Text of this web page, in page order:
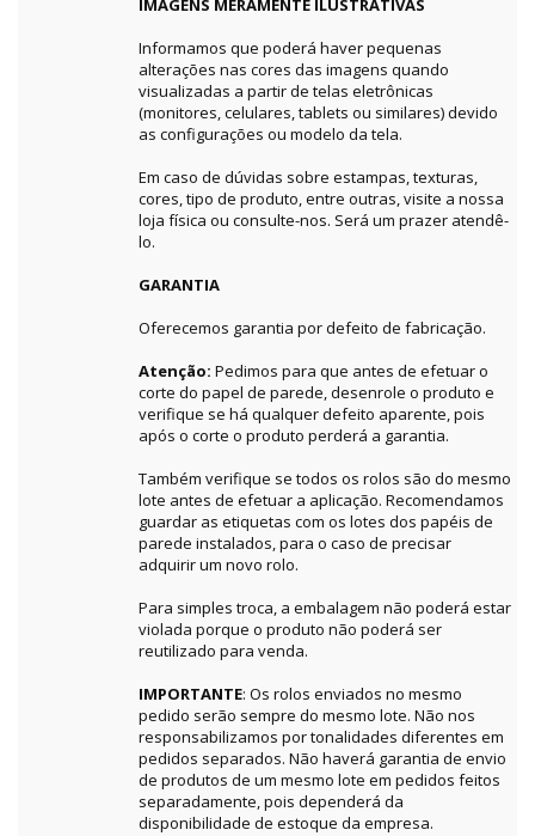
IMAGENS MERAMENTE ILUSTRATIVAS
Informamos que poderá haver pequenas
alterações nas cores das imagens quando
visualizadas a partir de telas eletrônicas
(monitores, celulares, tablets ou similares) devido
as configurações ou modelo da tela.
Em caso de dúvidas sobre estampas, texturas,
cores, tipo de produto, entre outras, visite a nossa
loja física ou consulte-nos. Será um prazer atendê-
lo.
GARANTIA
Oferecemos garantia por defeito de fabricação.
Atenção: Pedimos para que antes de efetuar o
corte do papel de parede, desenrole o produto e
verifique se há qualquer defeito aparente, pois
após o corte o produto perderá a garantia.
Também verifique se todos os rolos são do mesmo
lote antes de efetuar a aplicação. Recomendamos
guardar as etiquetas com os lotes dos papéis de
parede instalados, para o caso de precisar
adquirir um novo rolo.
Para simples troca, a embalagem não poderá estar
violada porque o produto não poderá ser
reutilizado para venda.
IMPORTANTE: Os rolos enviados no mesmo
pedido serão sempre do mesmo lote. Não nos
responsabilizamos por tonalidades diferentes em
pedidos separados. Não haverá garantia de envio
de produtos de um mesmo lote em pedidos feitos
separadamente, pois dependerá da
disponibilidade de estoque da empresa.